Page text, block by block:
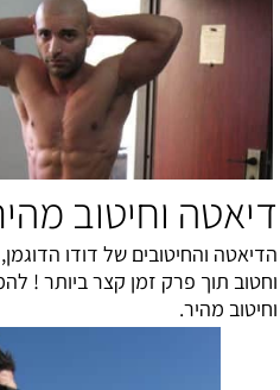
דיאטה וחיטוב
הדיאטה והחיטובים של דודו
וחטוב תוך פרק זמן קצר ביותר !
וחיטוב מהיר.